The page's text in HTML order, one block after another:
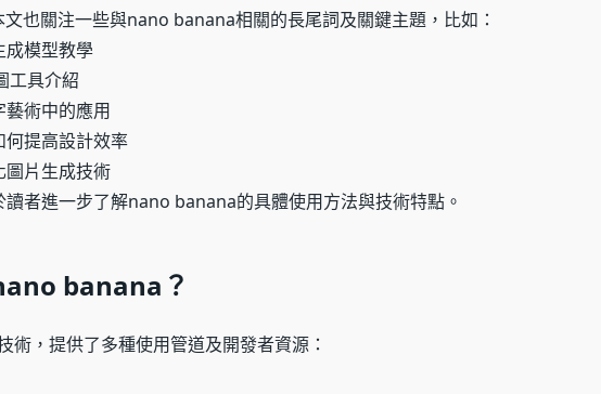
也關注一些與nano banana相關的長尾詞及關鍵主題，比如：
模型教學
工具介紹
術中的應用
提高設計效率
片生成技術
者進一步了解nano banana的具體使用方法與技術特點。
banana？
術，提供了多種使用管道及開發者資源：